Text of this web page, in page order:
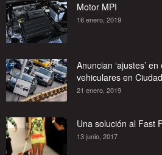
Motor MPI
16 enero, 2019
Anuncian ‘ajustes’
vehiculares en
21 enero, 2019
Una solución al Fast
13 junio, 2017